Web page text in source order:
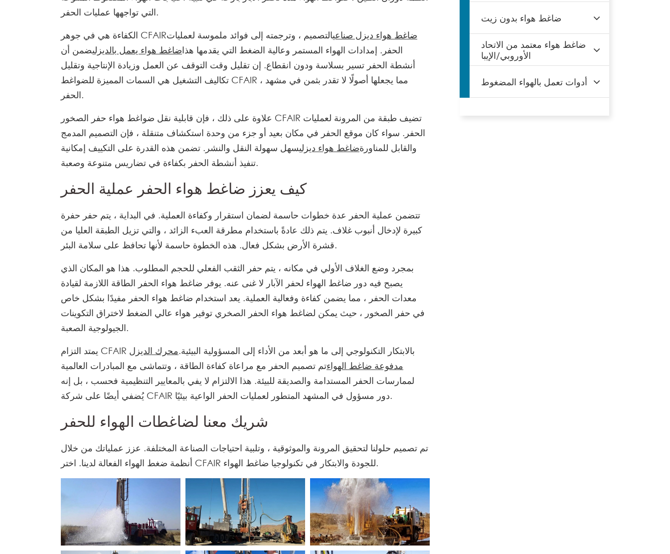
التي تواجهها عمليات الحفر.
الكفاءة هي في جوهر CFAIR ضاغط هواء ديزل صناعيالتصميم ، وترجمته إلى فوائد ملموسة لعمليات
الحفر. إمدادات الهواء المستمر وعالية الضغط التي يقدمها هذاضاغط هواء يعمل بالديزليضمن أن
أنشطة الحفر تسير بسلاسة ودون انقطاع. إن تقليل وقت التوقف عن العمل وزيادة الإنتاجية وتقليل
تكاليف التشغيل هي السمات المميزة للضواغط CFAIR ، مما يجعلها أصولًا لا تقدر بثمن في مشهد
الحفر.
علاوة على ذلك ، فإن قابلية نقل ضواغط هواء حفر الصخور CFAIR تضيف طبقة من المرونة لعمليات
الحفر. سواء كان موقع الحفر في مكان بعيد أو جزء من وحدة استكشاف متنقلة ، فإن التصميم المدمج
والقابل للمناورةضاغط هواء ديزليسهل سهولة النقل والنشر. تضمن هذه القدرة على التكييف إمكانية
تنفيذ أنشطة الحفر بكفاءة في تضاريس متنوعة وصعبة.
كيف يعزز ضاغط هواء الحفر عملية الحفر
تتضمن عملية الحفر عدة خطوات حاسمة لضمان استقرار وكفاءة العملية. في البداية ، يتم حفر حفرة
كبيرة لإدخال أنبوب غلاف. يتم ذلك عادةً باستخدام مطرقة العبء الزائد ، والتي تزيل الطبقة العليا من
قشرة الأرض بشكل فعال. هذه الخطوة حاسمة لأنها تحافظ على سلامة البئر.
بمجرد وضع الغلاف الأولي في مكانه ، يتم حفر الثقب الفعلي للحجم المطلوب. هذا هو المكان الذي
يصبح فيه دور ضاغط الهواء لحفر الآبار لا غنى عنه. يوفر ضاغط هواء الحفر الطاقة اللازمة لقيادة
معدات الحفر ، مما يضمن كفاءة وفعالية العملية. يعد استخدام ضاغط هواء الحفر مفيدًا بشكل خاص
في حفر الصخور ، حيث يمكن لضاغط هواء الحفر الصخري توفير هواء عالي الضغط لاختراق التكوينات
الجيولوجية الصعبة.
يمتد التزام CFAIR بالابتكار التكنولوجي إلى ما هو أبعد من الأداء إلى المسؤولية البيئية.محرك الديزل
مدفوعة ضاغط الهواءتم تصميم الحفر مع مراعاة كفاءة الطاقة ، وتتماشى مع المبادرات العالمية
لممارسات الحفر المستدامة والصديقة للبيئة. هذا الالتزام لا يفي بالمعايير التنظيمية فحسب ، بل إنه
يُضفي أيضًا على شركة CFAIR دور مسؤول في المشهد المتطور لعمليات الحفر الواعية بيئيًا.
شريك معنا لضاغطات الهواء للحفر
تم تصميم حلولنا لتحقيق المرونة والموثوقية ، وتلبية احتياجات الصناعة المختلفة. عزز عملياتك من خلال
أنظمة ضغط الهواء الفعالة لدينا. اختر CFAIR للجودة والابتكار في تكنولوجيا ضاغط الهواء.
ضاغط هواء بدون زيت
ضاغط هواء معتمد من الاتحاد
الأوروبي/الإيبا
أدوات تعمل بالهواء المضغوط